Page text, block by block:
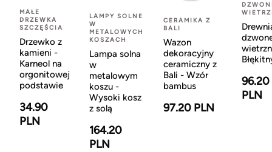
MAŁE
DRZEWKA
SZCZĘŚCIA
Drzewko z
kamieni -
Karneol na
orgonitowej
podstawie
34.90
PLN
LAMPY SOLNE
W
METALOWYCH
KOSZACH
Lampa solna
w
metalowym
koszu -
Wysoki kosz
z solą
164.20
PLN
CERAMIKA Z
BALI
Wazon
dekoracyjny
ceramiczny z
Bali - Wzór
bambus
97.20 PLN
96.20
PLN